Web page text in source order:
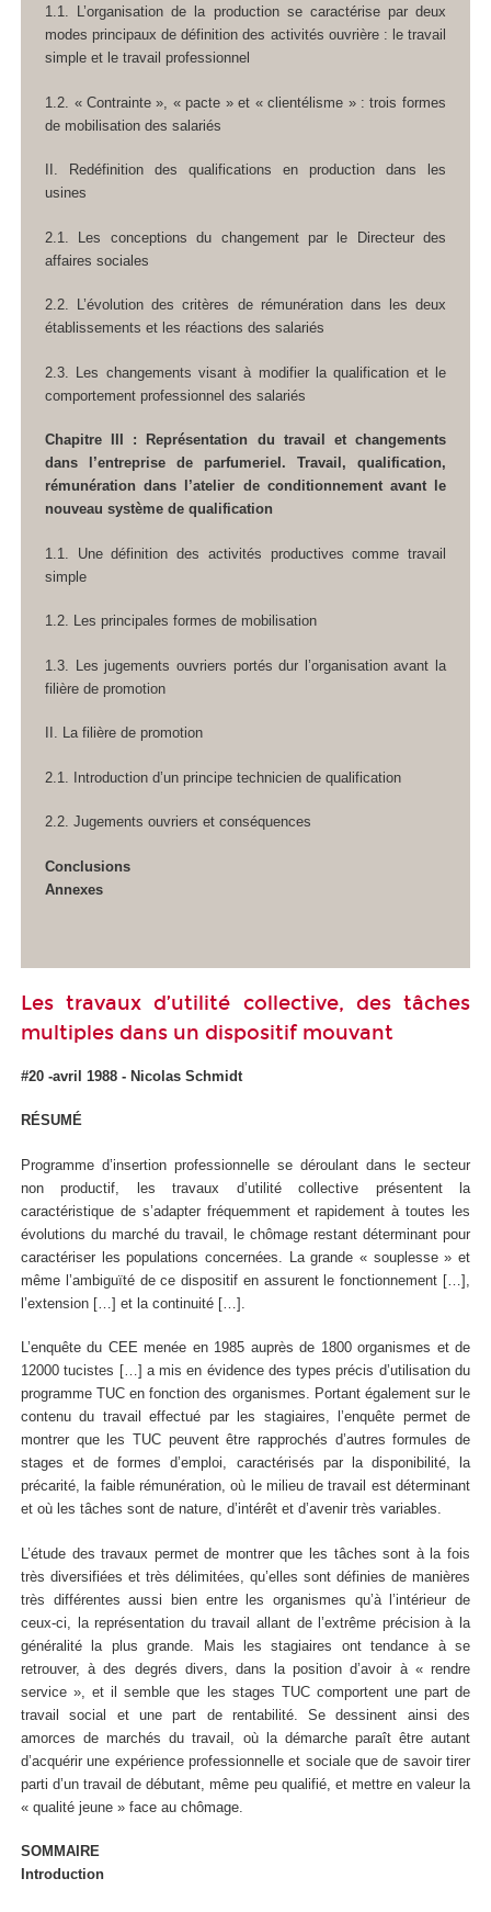
1.1. L’organisation de la production se caractérise par deux
modes principaux de définition des activités ouvrière : le travail
simple et le travail professionnel
1.2. « Contrainte », « pacte » et « clientélisme » : trois formes
de mobilisation des salariés
II. Redéfinition des qualifications en production dans les
usines
2.1. Les conceptions du changement par le Directeur des
affaires sociales
2.2. L’évolution des critères de rémunération dans les deux
établissements et les réactions des salariés
2.3. Les changements visant à modifier la qualification et le
comportement professionnel des salariés
Chapitre III : Représentation du travail et changements
dans l’entreprise de parfumerieI. Travail, qualification,
rémunération dans l’atelier de conditionnement avant le
nouveau système de qualification
1.1. Une définition des activités productives comme travail
simple
1.2. Les principales formes de mobilisation
1.3. Les jugements ouvriers portés dur l’organisation avant la
filière de promotion
II. La filière de promotion
2.1. Introduction d’un principe technicien de qualification
2.2. Jugements ouvriers et conséquences
Conclusions
Annexes
Les travaux d’utilité collective, des tâches
multiples dans un dispositif mouvant
#20 -avril 1988 - Nicolas Schmidt
RÉSUMÉ
Programme d’insertion professionnelle se déroulant dans le secteur
non productif, les travaux d’utilité collective présentent la
caractéristique de s’adapter fréquemment et rapidement à toutes les
évolutions du marché du travail, le chômage restant déterminant pour
caractériser les populations concernées. La grande « souplesse » et
même l’ambiguïté de ce dispositif en assurent le fonctionnement […],
l’extension […] et la continuité […].
L’enquête du CEE menée en 1985 auprès de 1800 organismes et de
12000 tucistes […] a mis en évidence des types précis d’utilisation du
programme TUC en fonction des organismes. Portant également sur le
contenu du travail effectué par les stagiaires, l’enquête permet de
montrer que les TUC peuvent être rapprochés d’autres formules de
stages et de formes d’emploi, caractérisés par la disponibilité, la
précarité, la faible rémunération, où le milieu de travail est déterminant
et où les tâches sont de nature, d’intérêt et d’avenir très variables.
L’étude des travaux permet de montrer que les tâches sont à la fois
très diversifiées et très délimitées, qu’elles sont définies de manières
très différentes aussi bien entre les organismes qu’à l’intérieur de
ceux-ci, la représentation du travail allant de l’extrême précision à la
généralité la plus grande. Mais les stagiaires ont tendance à se
retrouver, à des degrés divers, dans la position d’avoir à « rendre
service », et il semble que les stages TUC comportent une part de
travail social et une part de rentabilité. Se dessinent ainsi des
amorces de marchés du travail, où la démarche paraît être autant
d’acquérir une expérience professionnelle et sociale que de savoir tirer
parti d’un travail de débutant, même peu qualifié, et mettre en valeur la
« qualité jeune » face au chômage.
SOMMAIRE
Introduction